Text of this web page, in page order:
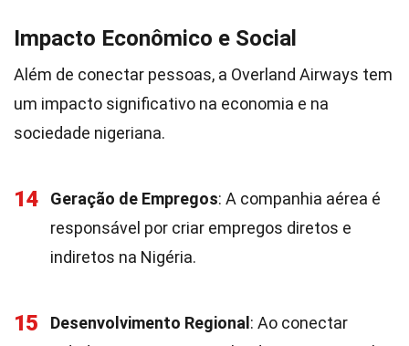
Impacto Econômico e Social
Além de conectar pessoas, a Overland Airways tem
um impacto significativo na economia e na
sociedade nigeriana.
14 Geração de Empregos: A companhia aérea é
responsável por criar empregos diretos e
indiretos na Nigéria.
15 Desenvolvimento Regional : Ao conectar